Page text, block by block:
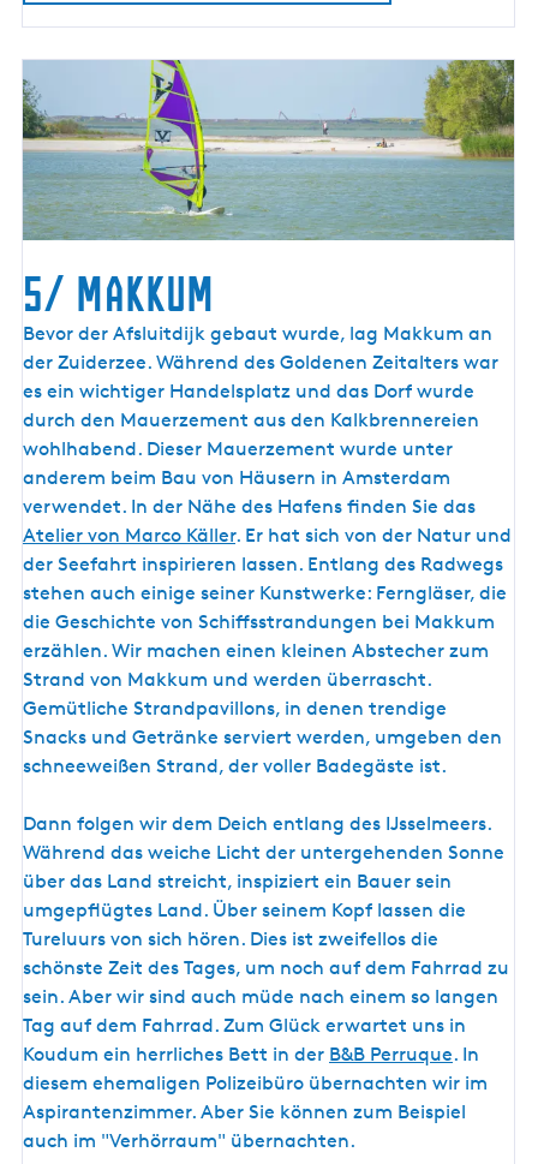
5/ Makkum
5
/
M
a
k
k
u
m
Bevor der Afsluitdijk gebaut wurde, lag Makkum an
der Zuiderzee. Während des Goldenen Zeitalters war
es ein wichtiger Handelsplatz und das Dorf wurde
durch den Mauerzement aus den Kalkbrennereien
wohlhabend. Dieser Mauerzement wurde unter
anderem beim Bau von Häusern in Amsterdam
verwendet. In der Nähe des Hafens finden Sie das
Atelier von Marco Käller. Er hat sich von der Natur und
der Seefahrt inspirieren lassen. Entlang des Radwegs
stehen auch einige seiner Kunstwerke: Ferngläser, die
die Geschichte von Schiffsstrandungen bei Makkum
erzählen. Wir machen einen kleinen Abstecher zum
Strand von Makkum und werden überrascht.
Gemütliche Strandpavillons, in denen trendige
Snacks und Getränke serviert werden, umgeben den
schneeweißen Strand, der voller Badegäste ist.
Dann folgen wir dem Deich entlang des IJsselmeers.
Während das weiche Licht der untergehenden Sonne
über das Land streicht, inspiziert ein Bauer sein
umgepflügtes Land. Über seinem Kopf lassen die
Tureluurs von sich hören. Dies ist zweifellos die
schönste Zeit des Tages, um noch auf dem Fahrrad zu
sein. Aber wir sind auch müde nach einem so langen
Tag auf dem Fahrrad. Zum Glück erwartet uns in
Koudum ein herrliches Bett in der B&B Perruque. In
diesem ehemaligen Polizeibüro übernachten wir im
Aspirantenzimmer. Aber Sie können zum Beispiel
auch im "Verhörraum" übernachten.